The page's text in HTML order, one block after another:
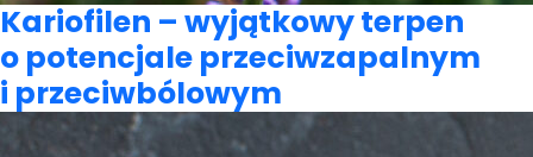
Kariofilen – wyjątkowy terpen
o potencjale przeciwzapalnym
i przeciwbólowym